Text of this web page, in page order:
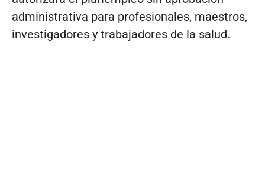
administrativa para profesionales, maestros,
investigadores y trabajadores de la salud.